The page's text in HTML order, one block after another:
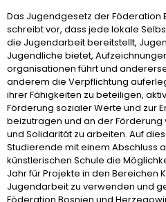
Das Jugendgesetz der Föderation
schreibt vor, dass jede lokale
die Jugendarbeit bereitstellt,
Jugendliche bietet,
organisationen führt und
anderem die Verpflichtung
ihrer Fähigkeiten zu beteiligen,
Förderung sozialer Werte und zur
beizutragen und an der Förderung
und Solidarität zu arbeiten. Auf
Studierende mit einem Abschluss
künstlerischen Schule die
Jahr für Projekte in den Bereichen
Jugendarbeit zu verwenden und